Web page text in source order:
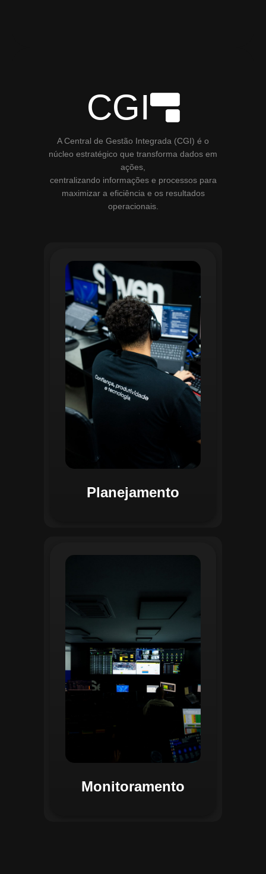
CGI
A Central de Gestão Integrada (CGI) é o
núcleo estratégico que transforma dados em
ações,
centralizando informações e processos para
maximizar a eficiência e os resultados
operacionais.
Planejamento
O planejamento dentro do CGI é
realizado por uma equipe
especializada que utiliza
ferramentas avançadas para
estruturar ordens de serviço, fluxos
de trabalho e parametrizações
operacionais. Essa etapa envolve a
análise detalhada de criticidade por
atividade, permitindo alocar
recursos de forma eficiente e
garantir que todas as ações estejam
alinhadas aos objetivos
estratégicos.
Monitoramento
planejadas. Utilizando um videowall
central e sistemas de convergência
informações operacionais,
identificando gargalos, não
conformidades e oportunidades de
melhoria.